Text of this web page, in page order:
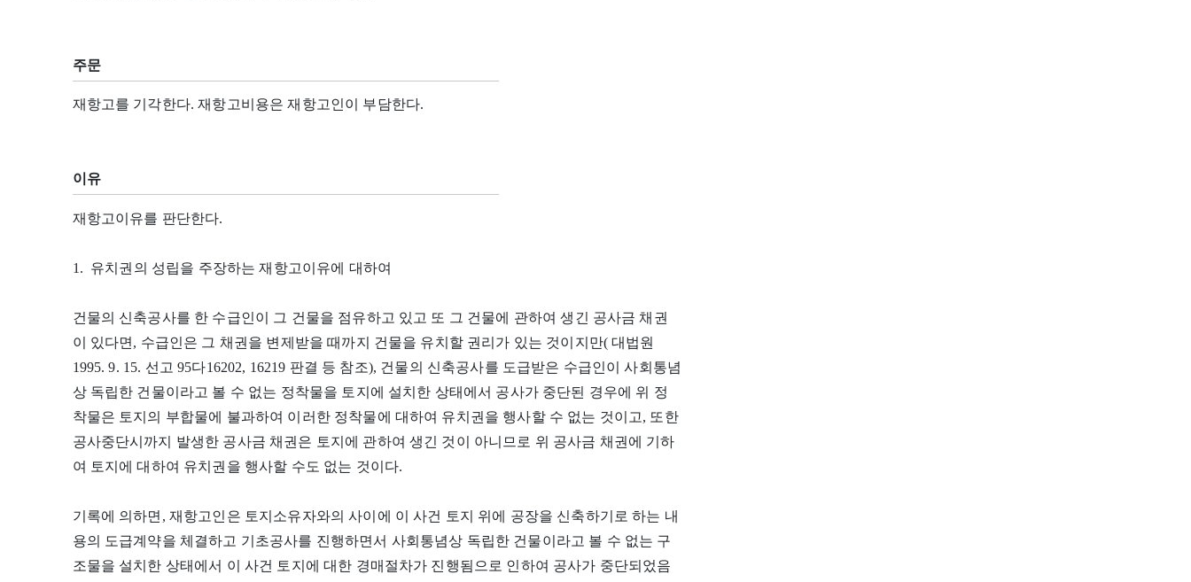
주문
재항고를 기각한다. 재항고비용은 재항고인이 부담한다.
이유
재항고이유를 판단한다.
1. 유치권의 성립을 주장하는 재항고이유에 대하여
건물의 신축공사를 한 수급인이 그 건물을 점유하고 있고 또 그 건물에 관하여 생긴 공사금 채권
이 있다면, 수급인은 그 채권을 변제받을 때까지 건물을 유치할 권리가 있는 것이지만( 대법원
1995. 9. 15. 선고 95다16202, 16219 판결 등 참조), 건물의 신축공사를 도급받은 수급인이 사회통념
상 독립한 건물이라고 볼 수 없는 정착물을 토지에 설치한 상태에서 공사가 중단된 경우에 위 정
착물은 토지의 부합물에 불과하여 이러한 정착물에 대하여 유치권을 행사할 수 없는 것이고, 또한
공사중단시까지 발생한 공사금 채권은 토지에 관하여 생긴 것이 아니므로 위 공사금 채권에 기하
여 토지에 대하여 유치권을 행사할 수도 없는 것이다.
기록에 의하면, 재항고인은 토지소유자와의 사이에 이 사건 토지 위에 공장을 신축하기로 하는 내
용의 도급계약을 체결하고 기초공사를 진행하면서 사회통념상 독립한 건물이라고 볼 수 없는 구
조물을 설치한 상태에서 이 사건 토지에 대한 경매절차가 진행됨으로 인하여 공사가 중단되었음